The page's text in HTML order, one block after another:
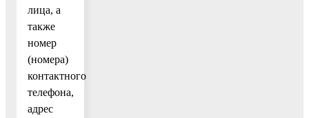
лица, а
также
номер
(номера)
контактного
телефона,
адрес